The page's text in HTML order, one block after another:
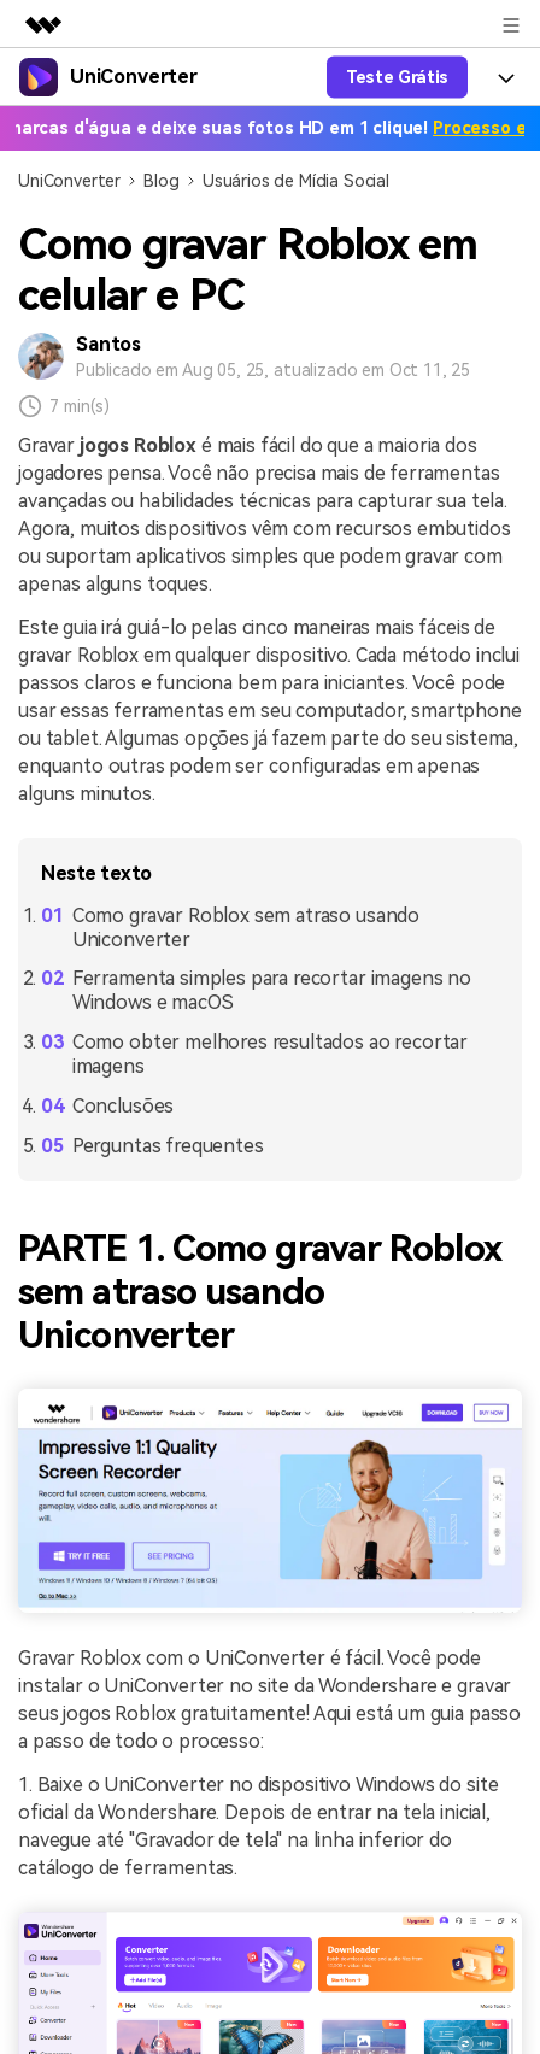
Produtos em destaque
Criatividade digital com IA generativa
Negócios
Visão geral
Soluções
Sala de imprensa
Suporte
UniConverter Teste Grátis
Productos
UniConverter-Conversor de Vídeo
UniConverter para Windows
UniConverter para Mac
AniSmall-Compressor de vídeo
AniSmall para Desktop
AniSmall para iOS
Converter de voz em texto
Converta com precisão fala em
texto para áudio e vídeo.
Novo
poderosos e inteligentes.
Popular
Vídeo/Áudio
Ferramentas Online
Soluções
Fãs de Esportes
UniConverter
Ofertas Educacionais
Usuários educacionais desfrutam
de até 20% DESC.
Popular
Usuários de Filmes
Usuários de DVD
Usuários de Redes Sociais
Usuários de Mac
Ajuda
Como usar o Wondershare UniConverter? Aprenda o guia
passo a passo abaixo.
FAQs
Todas as informações que você precisa para usar o
UniConverter.
Vídeo Tutorial
Assista ao tutorial em vídeo para aprender como usar o
UniConverter.
Especificaciones Técnicas
Uma lista de todos os formatos, dispositivos e GPUs
suportados pelo UniConverter.
O que há de novo?
Atualize para a V17
COMPRE AGORA Entrar
Pesquisar
d'água e deixe suas fotos HD em 1 clique! Processo em
UniConverter Blog Usuários de Mídia Social
Como gravar Roblox em
celular e PC
Santos
Publicado em Aug 05, 25, atualizado em Oct 11, 25
7 min(s)
Gravar jogos Robloxé mais fácil do que a maioria dos
jogadores pensa. Você não precisa mais de ferramentas
avançadas ou habilidades técnicas para capturar sua tela.
Agora, muitos dispositivos vêm com recursos embutidos
ou suportam aplicativos simples que podem gravar com
apenas alguns toques.
Este guia irá guiá-lo pelas cinco maneiras mais fáceis de
gravar Roblox em qualquer dispositivo. Cada método inclui
passos claros e funciona bem para iniciantes. Você pode
usar essas ferramentas em seu computador, smartphone
ou tablet. Algumas opções já fazem parte do seu sistema,
enquanto outras podem ser configuradas em apenas
alguns minutos.
Neste texto
Como gravar Roblox sem atraso usando
Uniconverter
Ferramenta simples para recortar imagens no
Windows e macOS
Como obter melhores resultados ao recortar
imagens
Conclusões
Perguntas frequentes
PARTE 1. Como gravar Roblox
sem atraso usando
Uniconverter
Gravar Roblox com o UniConverter é fácil. Você pode
instalar o UniConverter no site da Wondershare e gravar
seus jogos Roblox gratuitamente! Aqui está um guia passo
a passo de todo o processo:
1. Baixe o UniConverter no dispositivo Windows do site
oficial da Wondershare. Depois de entrar na tela inicial,
navegue até "Gravador de tela" na linha inferior do
catálogo de ferramentas.